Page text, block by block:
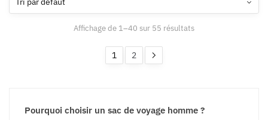
peuvent
du
peuvent
produit
Affichage de 1–40 sur 55 résultats
1 2
Pourquoi choisir un sac de voyage homme ?